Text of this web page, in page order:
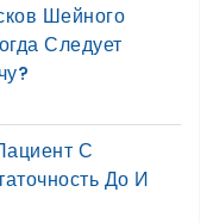
Шейного
Следует
С
До И